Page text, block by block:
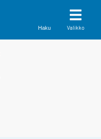
Haku Valikko